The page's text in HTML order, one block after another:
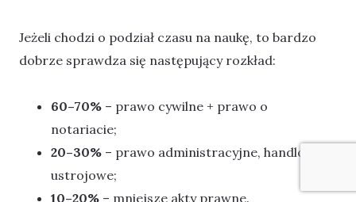
Jeżeli chodzi o podział czasu na naukę, to bardzo
dobrze sprawdza się następujący rozkład:
60–70% – prawo cywilne + prawo o
notariacie;
20–30% – prawo administracyjne, handlowe,
ustrojowe;
10–20% – mniejsze akty prawne.